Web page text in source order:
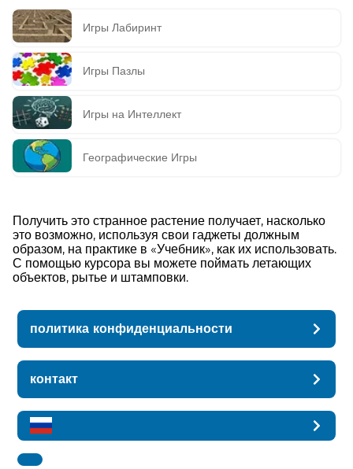
Игры Лабиринт
Игры Пазлы
Игры на Интеллект
Географические Игры
Получить это странное растение получает, насколько
это возможно, используя свои гаджеты должным
образом, на практике в «Учебник», как их использовать.
С помощью курсора вы можете поймать летающих
объектов, рытье и штамповки.
политика конфиденциальности
контакт